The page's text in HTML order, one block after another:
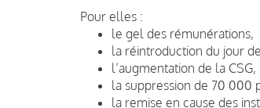
Pour elles :
le gel des rémunérations,
la réintroduction du jour
l’augmentation de la CSG,
la suppression de 70 000
la remise en cause des